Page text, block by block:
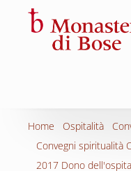
Home Ospitalità
Convegni spiritualità
2017 Dono